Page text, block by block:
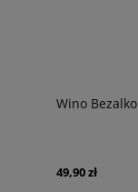
Wino
49,90 zł